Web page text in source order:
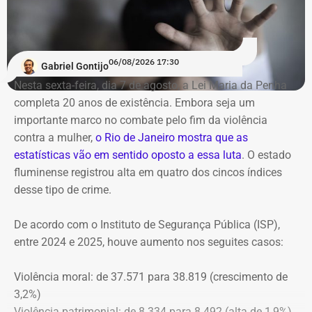
Prazo para defesas e comunicação
ao MPRJ
O voto do relator José Gomes Graciosa, aprovado pelo
plenário do TCE-RJ, determina a notificação da ex-
presidente do Itaprevi Fernanda; do ex-prefeito de Itaguaí,
Rubem Vieira de Souza, o Rubão; e de outros diretores e
conselheiros do fundo municipal.
Além disso, o tribunal aprovou a expedição de ofício com
cópia integral do processo ao Ministério Público do
apuração de possíveis ilícitos nas esferas cível e criminal,
e à Secretaria de Regime Próprio e Complementar do
Gabriel Gontijo06/08/2026 17:30
Nesta sexta-feira, dia 7 de agosto, a Lei Maria da Penha
completa 20 anos de existência. Embora seja um
importante marco no combate pelo fim da violência
contra a mulher, o Rio de Janeiro mostra que as
estatísticas vão em sentido oposto a essa luta. O estado
fluminense registrou alta em quatro dos cincos índices
desse tipo de crime.
De acordo com o Instituto de Segurança Pública (ISP),
entre 2024 e 2025, houve aumento nos seguites casos:
Violência moral: de 37.571 para 38.819 (crescimento de
3,2%)